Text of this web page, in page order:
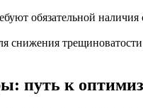
обязательной наличия
снижения
путь к